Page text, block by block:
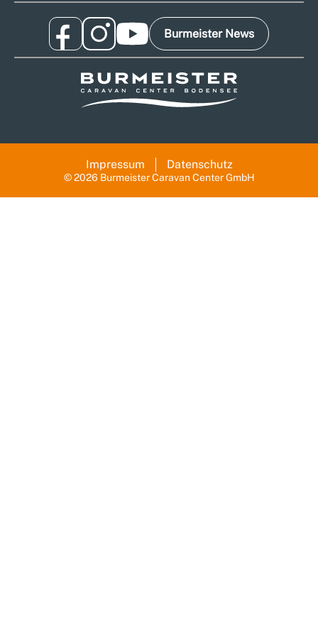
Burmeister News
© 2026 Burmeister Caravan Center GmbH
Impressum Datenschutz